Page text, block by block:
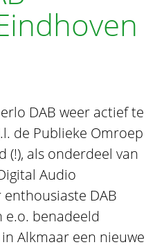
DAB weer actief te
de Publieke Omroep
(!), als onderdeel van
Audio
DAB
e.o. benadeeld
Alkmaar een nieuwe